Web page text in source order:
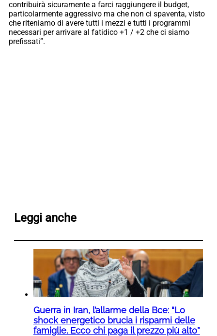
contribuirà sicuramente a farci raggiungere il budget,
particolarmente aggressivo ma che non ci spaventa, visto
che riteniamo di avere tutti i mezzi e tutti i programmi
necessari per arrivare al fatidico +1 / +2 che ci siamo
prefissati”.
Leggi anche
Guerra in Iran, l’allarme della Bce: “Lo
shock energetico brucia i risparmi delle
famiglie. Ecco chi paga il prezzo più alto”